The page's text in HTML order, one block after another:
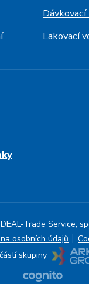
Lakovací
Trade Service,
osobních údajů
skupiny